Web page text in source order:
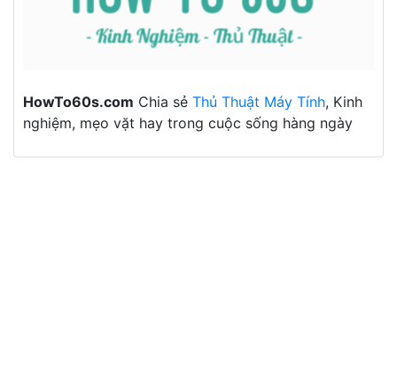
HowTo60s.com Chia sẻ Thủ Thuật Máy Tính, Kinh
nghiệm, mẹo vặt hay trong cuộc sống hàng ngày